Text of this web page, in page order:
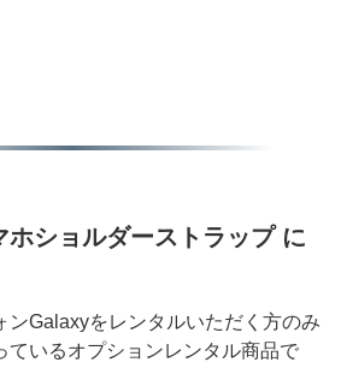
ショルダーストラップ に
ンGalaxyをレンタルいただく方のみ
ているオプションレンタル商品で